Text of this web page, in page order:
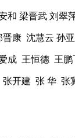
和 梁晋武 刘
康 沈慧云 孙
王恒德 王鹏
开建 张 华 张